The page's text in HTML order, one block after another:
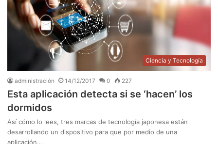
Ciencia y Tecnología
administración 14/12/2017 0 227
Esta aplicación detecta si se ‘hacen’ los
dormidos
Así cómo lo lees, tres marcas de tecnología japonesa están
desarrollando un dispositivo para que por medio de una
aplicación…